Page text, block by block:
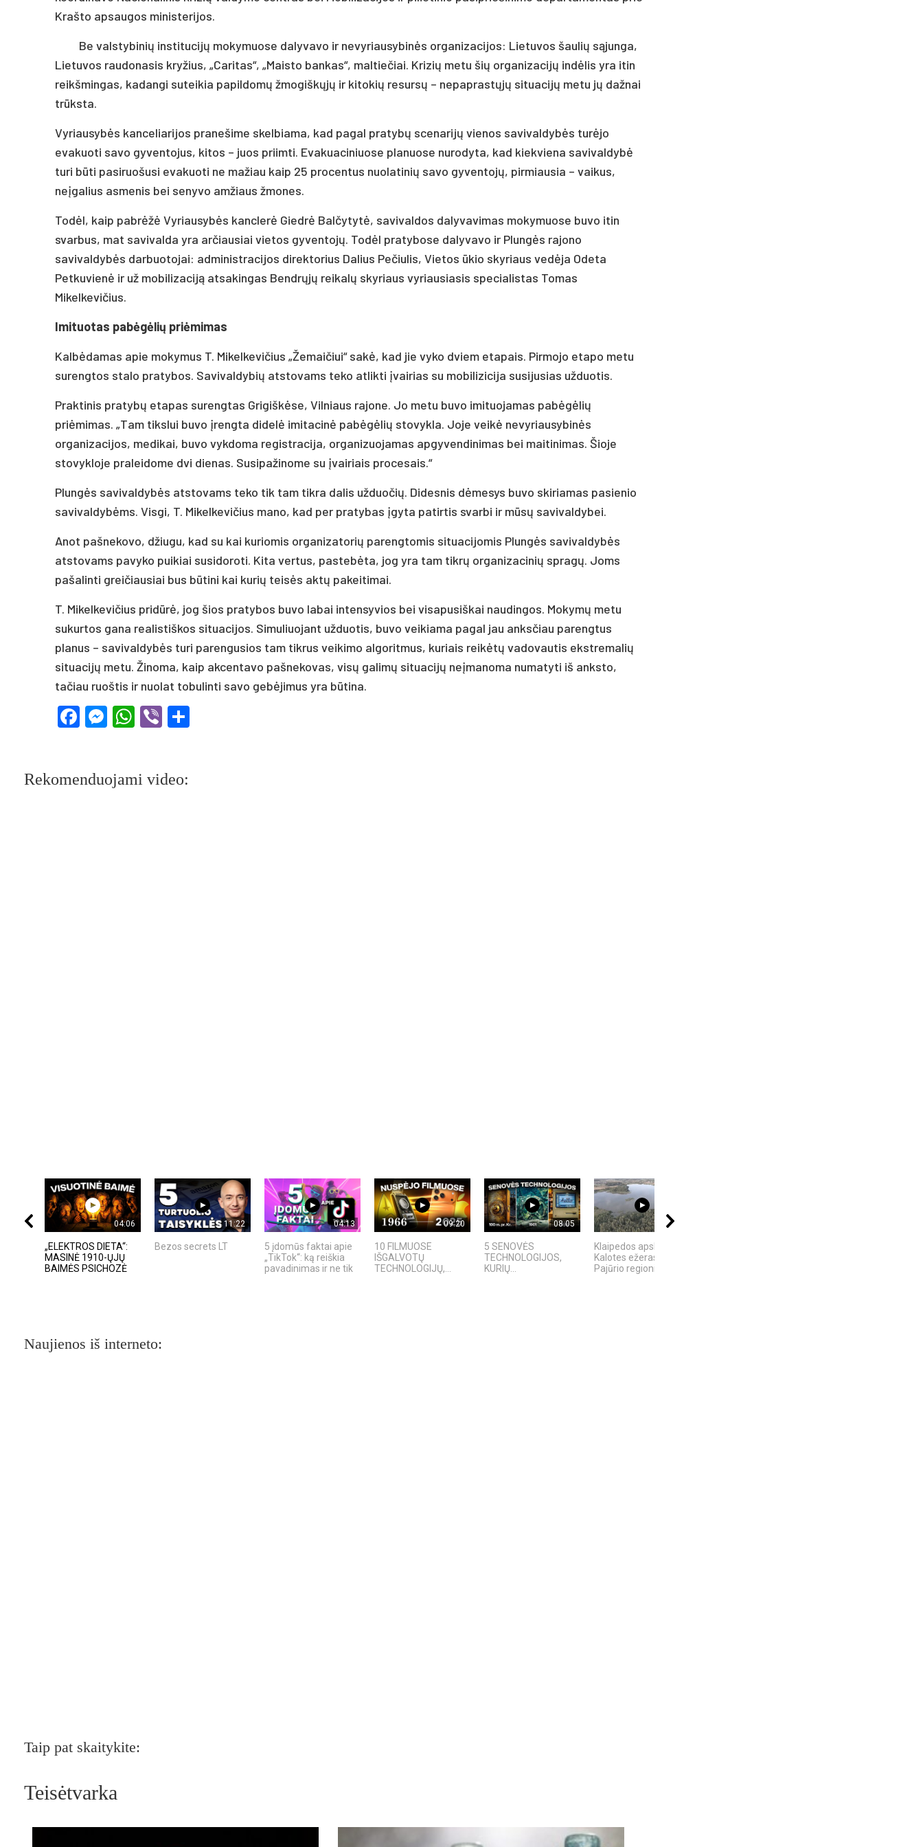
Krašto apsaugos ministerijos.
Be valstybinių institucijų mokymuose dalyvavo ir nevyriausybinės organizacijos: Lietuvos šaulių sąjunga,
Lietuvos raudonasis kryžius, „Caritas“, „Maisto bankas“, maltiečiai. Krizių metu šių organizacijų indėlis yra itin
reikšmingas, kadangi suteikia papildomų žmogiškųjų ir kitokių resursų – nepaprastųjų situacijų metu jų dažnai
trūksta.
Vyriausybės kanceliarijos pranešime skelbiama, kad pagal pratybų scenarijų vienos savivaldybės turėjo
evakuoti savo gyventojus, kitos – juos priimti. Evakuaciniuose planuose nurodyta, kad kiekviena savivaldybė
turi būti pasiruošusi evakuoti ne mažiau kaip 25 procentus nuolatinių savo gyventojų, pirmiausia – vaikus,
neįgalius asmenis bei senyvo amžiaus žmones.
Todėl, kaip pabrėžė Vyriausybės kanclerė Giedrė Balčytytė, savivaldos dalyvavimas mokymuose buvo itin
svarbus, mat savivalda yra arčiausiai vietos gyventojų. Todėl pratybose dalyvavo ir Plungės rajono
savivaldybės darbuotojai: administracijos direktorius Dalius Pečiulis, Vietos ūkio skyriaus vedėja Odeta
Petkuvienė ir už mobilizaciją atsakingas Bendrųjų reikalų skyriaus vyriausiasis specialistas Tomas
Mikelkevičius.
Imituotas pabėgėlių priėmimas
Kalbėdamas apie mokymus T. Mikelkevičius „Žemaičiui“ sakė, kad jie vyko dviem etapais. Pirmojo etapo metu
surengtos stalo pratybos. Savivaldybių atstovams teko atlikti įvairias su mobilizicija susijusias užduotis.
Praktinis pratybų etapas surengtas Grigiškėse, Vilniaus rajone. Jo metu buvo imituojamas pabėgėlių
priėmimas. „Tam tikslui buvo įrengta didelė imitacinė pabėgėlių stovykla. Joje veikė nevyriausybinės
organizacijos, medikai, buvo vykdoma registracija, organizuojamas apgyvendinimas bei maitinimas. Šioje
stovykloje praleidome dvi dienas. Susipažinome su įvairiais procesais.“
Plungės savivaldybės atstovams teko tik tam tikra dalis užduočių. Didesnis dėmesys buvo skiriamas pasienio
savivaldybėms. Visgi, T. Mikelkevičius mano, kad per pratybas įgyta patirtis svarbi ir mūsų savivaldybei.
Anot pašnekovo, džiugu, kad su kai kuriomis organizatorių parengtomis situacijomis Plungės savivaldybės
atstovams pavyko puikiai susidoroti. Kita vertus, pastebėta, jog yra tam tikrų organizacinių spragų. Joms
pašalinti greičiausiai bus būtini kai kurių teisės aktų pakeitimai.
T. Mikelkevičius pridūrė, jog šios pratybos buvo labai intensyvios bei visapusiškai naudingos. Mokymų metu
sukurtos gana realistiškos situacijos. Simuliuojant užduotis, buvo veikiama pagal jau anksčiau parengtus
planus – savivaldybės turi parengusios tam tikrus veikimo algoritmus, kuriais reikėtų vadovautis ekstremalių
situacijų metu. Žinoma, kaip akcentavo pašnekovas, visų galimų situacijų neįmanoma numatyti iš anksto,
tačiau ruoštis ir nuolat tobulinti savo gebėjimus yra būtina.
Facebook
Messenger
WhatsApp
Viber
Rekomenduojami video:
04:06
„ELEKTROS DIETA“:
MASINĖ 1910-ŲJŲ
BAIMĖS PSICHOZĖ
11:22
Bezos secrets LT
04:13
5 įdomūs faktai apie
„TikTok“: ką reiškia
pavadinimas ir ne tik
09:20
10 FILMUOSE
IŠGALVOTŲ
TECHNOLOGIJŲ,...
08:05
5 SENOVĖS
TECHNOLOGIJOS,
KURIŲ...
02:52
Klaipedos apsk. -
Kalotes ežeras -
Pajūrio regioninis...
Naujienos iš interneto:
Taip pat skaitykite:
Teisėtvarka